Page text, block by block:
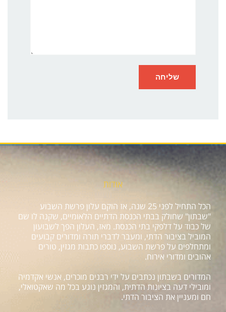
אודות
הכל התחיל לפני 25 שנה, אז הוקם עלון פרשת השבוע
"שבתון" שחולק בבתי הכנסת הדתיים הלאומיים, שקנה לו שם
של כבוד על דלפקי בתי הכנסת. מאז, העלון הפך לשבועון
המוביל בציבור הדתי, ומעבר לדברי תורה ומדורים קבועים
ומתחלפים על פרשת השבוע, נוספו כתבות מגזין, טורים
אהובים ומדורי אירוח.
המדורים בשבתון נכתבים על ידי רבנים מוכרים, אנשי אקדמיה
ומובילי דעה בציונות הדתית, והמגזין נוגע בכל מה שאקטואלי,
חם ומעניין את הציבור הדתי.